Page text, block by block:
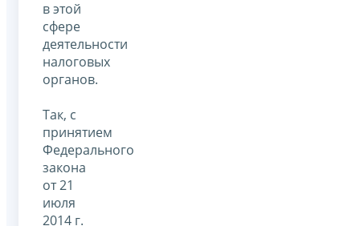
в этой
сфере
деятельности
налоговых
органов.
Так, с
принятием
Федерального
закона
от 21
июля
2014 г.